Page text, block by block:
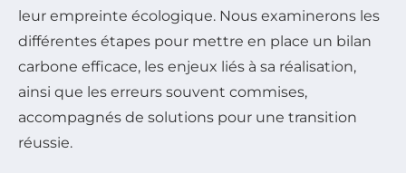
leur empreinte écologique. Nous examinerons les
différentes étapes pour mettre en place un bilan
carbone efficace, les enjeux liés à sa réalisation,
ainsi que les erreurs souvent commises,
accompagnés de solutions pour une transition
réussie.